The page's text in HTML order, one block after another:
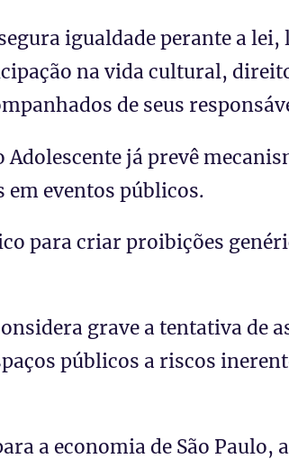
igualdade perante a lei,
na vida cultural,
de seus
Adolescente já prevê
em eventos públicos.
para criar proibições
grave a tentativa de
públicos a riscos
a economia de São Paulo,